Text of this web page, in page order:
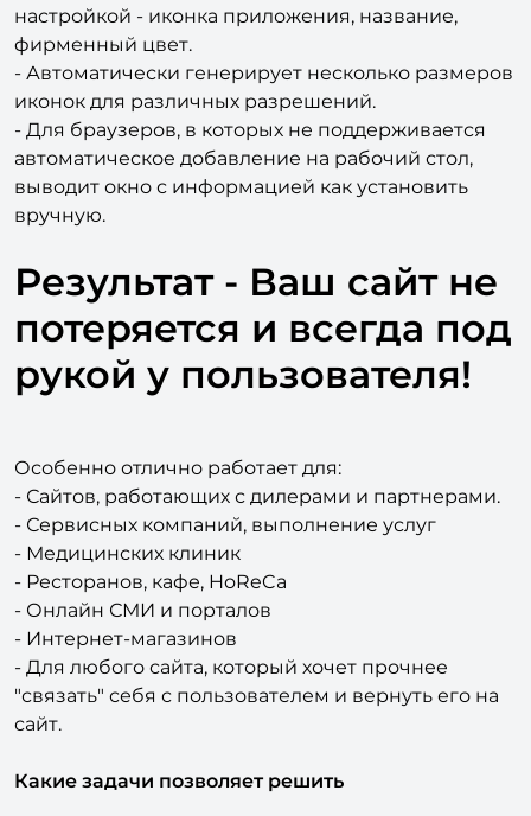
- Возможность для администратора управления
настройкой - иконка приложения, название,
фирменный цвет.
- Автоматически генерирует несколько размеров
иконок для различных разрешений.
- Для браузеров, в которых не поддерживается
автоматическое добавление на рабочий стол,
выводит окно с информацией как установить
Результат - Ваш сайт не
потеряется и всегда под
Особенно отлично работает для:
- Сайтов, работающих с дилерами и партнерами.
- Сервисных компаний, выполнение услуг
- Медицинских клиник
- Ресторанов, кафе, HoReCa
- Онлайн СМИ и порталов
- Интернет-магазинов
- Для любого сайта, который хочет прочнее
"связать" себя с пользователем и вернуть его на